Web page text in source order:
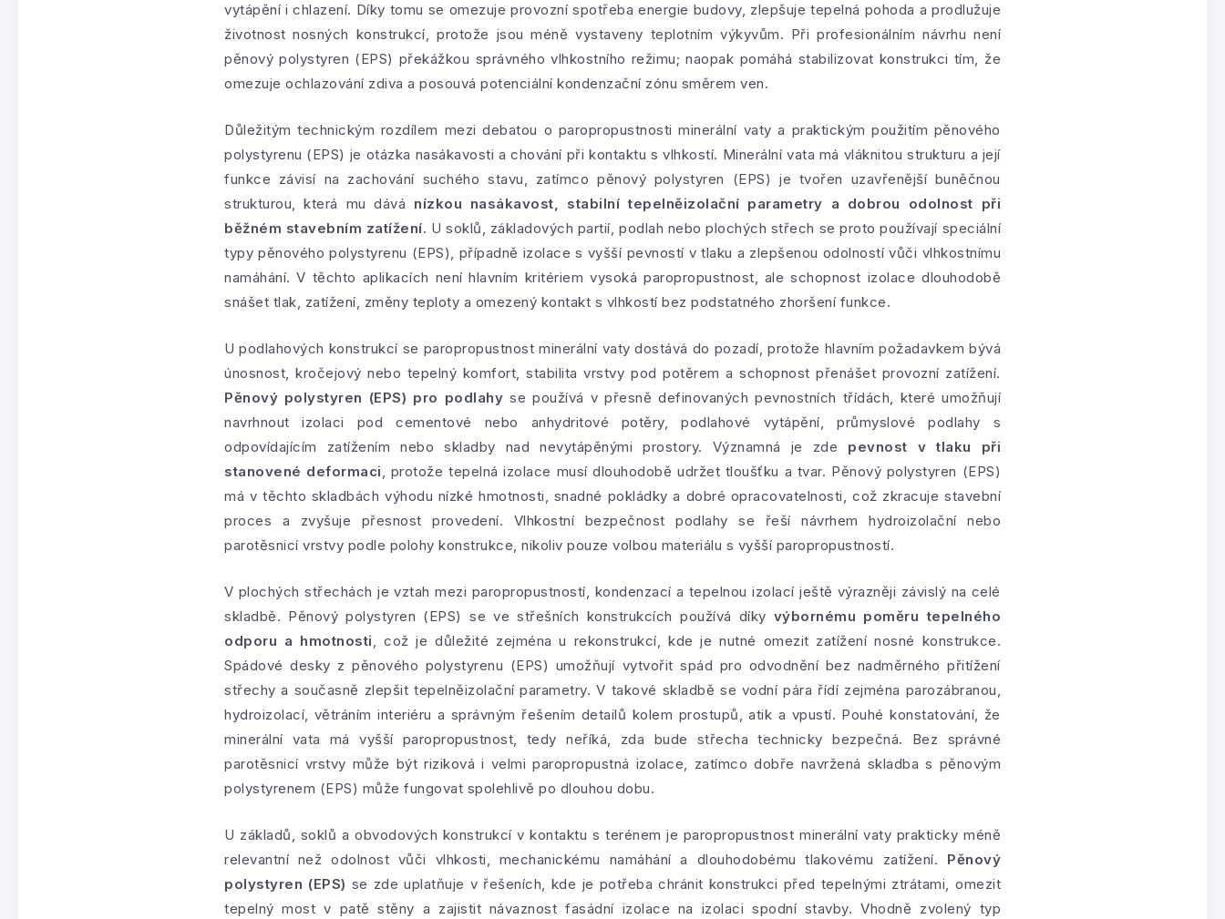
vytápění i chlazení. Díky tomu se omezuje provozní spotřeba energie budovy, zlepšuje tepelná pohoda a prodlužuje
životnost nosných konstrukcí, protože jsou méně vystaveny teplotním výkyvům. Při profesionálním návrhu není
pěnový polystyren (EPS) překážkou správného vlhkostního režimu; naopak pomáhá stabilizovat konstrukci tím, že
omezuje ochlazování zdiva a posouvá potenciální kondenzační zónu směrem ven.
Důležitým technickým rozdílem mezi debatou o paropropustnosti minerální vaty a praktickým použitím pěnového
polystyrenu (EPS) je otázka nasákavosti a chování při kontaktu s vlhkostí. Minerální vata má vláknitou strukturu a její
funkce závisí na zachování suchého stavu, zatímco pěnový polystyren (EPS) je tvořen uzavřenější buněčnou
strukturou, která mu dává nízkou nasákavost, stabilní tepelněizolační parametry a dobrou odolnost při
běžném stavebním zatížení. U soklů, základových partií, podlah nebo plochých střech se proto používají speciální
typy pěnového polystyrenu (EPS), případně izolace s vyšší pevností v tlaku a zlepšenou odolností vůči vlhkostnímu
namáhání. V těchto aplikacích není hlavním kritériem vysoká paropropustnost, ale schopnost izolace dlouhodobě
snášet tlak, zatížení, změny teploty a omezený kontakt s vlhkostí bez podstatného zhoršení funkce.
U podlahových konstrukcí se paropropustnost minerální vaty dostává do pozadí, protože hlavním požadavkem bývá
únosnost, kročejový nebo tepelný komfort, stabilita vrstvy pod potěrem a schopnost přenášet provozní zatížení.
Pěnový polystyren (EPS) pro podlahy se používá v přesně definovaných pevnostních třídách, které umožňují
navrhnout izolaci pod cementové nebo anhydritové potěry, podlahové vytápění, průmyslové podlahy s
odpovídajícím zatížením nebo skladby nad nevytápěnými prostory. Významná je zde pevnost v tlaku při
stanovené deformaci, protože tepelná izolace musí dlouhodobě udržet tloušťku a tvar. Pěnový polystyren (EPS)
má v těchto skladbách výhodu nízké hmotnosti, snadné pokládky a dobré opracovatelnosti, což zkracuje stavební
proces a zvyšuje přesnost provedení. Vlhkostní bezpečnost podlahy se řeší návrhem hydroizolační nebo
parotěsnicí vrstvy podle polohy konstrukce, nikoliv pouze volbou materiálu s vyšší paropropustností.
V plochých střechách je vztah mezi paropropustností, kondenzací a tepelnou izolací ještě výrazněji závislý na celé
skladbě. Pěnový polystyren (EPS) se ve střešních konstrukcích používá díky výbornému poměru tepelného
odporu a hmotnosti, což je důležité zejména u rekonstrukcí, kde je nutné omezit zatížení nosné konstrukce.
Spádové desky z pěnového polystyrenu (EPS) umožňují vytvořit spád pro odvodnění bez nadměrného přitížení
střechy a současně zlepšit tepelněizolační parametry. V takové skladbě se vodní pára řídí zejména parozábranou,
hydroizolací, větráním interiéru a správným řešením detailů kolem prostupů, atik a vpustí. Pouhé konstatování, že
minerální vata má vyšší paropropustnost, tedy neříká, zda bude střecha technicky bezpečná. Bez správné
parotěsnicí vrstvy může být riziková i velmi paropropustná izolace, zatímco dobře navržená skladba s pěnovým
polystyrenem (EPS) může fungovat spolehlivě po dlouhou dobu.
U základů, soklů a obvodových konstrukcí v kontaktu s terénem je paropropustnost minerální vaty prakticky méně
relevantní než odolnost vůči vlhkosti, mechanickému namáhání a dlouhodobému tlakovému zatížení. Pěnový
polystyren (EPS) se zde uplatňuje v řešeních, kde je potřeba chránit konstrukci před tepelnými ztrátami, omezit
tepelný most v patě stěny a zajistit návaznost fasádní izolace na izolaci spodní stavby. Vhodně zvolený typ